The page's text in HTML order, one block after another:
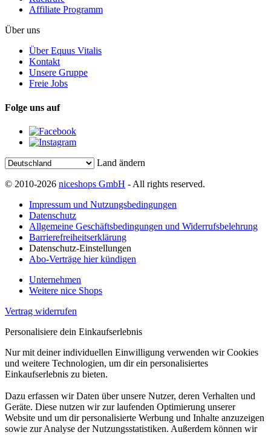
Affiliate Programm
Über uns
Über Equus Vitalis
Kontakt
Unsere Gruppe
Freie Jobs
Folge uns auf
Land ändern
© 2010-2026 niceshops GmbH - All rights reserved.
Impressum und Nutzungsbedingungen
Datenschutz
Allgemeine Geschäftsbedingungen und Widerrufsbelehrung
Barrierefreiheitserklärung
Datenschutz-Einstellungen
Abo-Verträge hier kündigen
Unternehmen
Weitere nice Shops
Vertrag widerrufen
Personalisiere dein Einkaufserlebnis
Nur mit deiner individuellen Einwilligung verwenden wir Cookies
und weitere Technologien, um dir ein personalisiertes
Einkaufserlebnis zu bieten.
Dazu erfassen wir Daten über unsere Nutzer, deren Verhalten und
Geräte. Diese nutzen wir zur laufenden Optimierung unserer
Website und um dir personalisierte Werbung und Inhalte anzuzeigen
sowie zur Analyse der Nutzungsstatistiken. Außerdem können wir